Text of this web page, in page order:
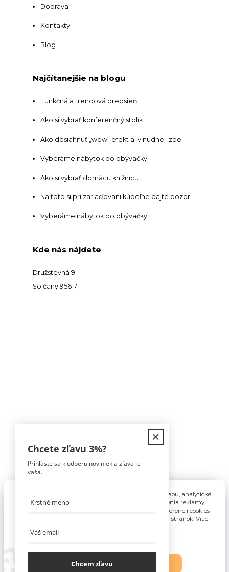
Doprava
Kontakty
Blog
Najčítanejšie na blogu
Funkčná a trendová predsieň
Ako si vybrať konferenčný stolík
Ako dosiahnuť „wow“ efekt aj v nudnej izbe
Vyberáme nábytok do obývačky
Ako si vybrať domácu knižnicu
Na toto si pri zariaďovani kúpeľne dajte pozor
Vyberáme nábytok do obývačky
Kde nás nájdete
Družstevná 9
Solčany 95617
Tomáš Hula
Pre základnú funkčnosť, spríjemnenie používania webu, analytické
účely a v prípade udelenia súhlasu aj na účely cielenia reklamy
využívame súbory cookies. Nastavenie vlastných preferencií cookies
môžete kedykoľvek upraviť odkazom v spodnej časti stránok. Viac
Nastavenia
Chcete zľavu 3%?
Prihláste sa k odberu noviniek a zľava je
vaša.
Chcem zľavu